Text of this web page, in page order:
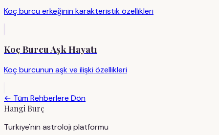
Koç burcu erkeğinin karakteristik özellikleri
Koç Burcu Aşk Hayatı
Koç burcunun aşk ve ilişki özellikleri
← Tüm Rehberlere Dön
Hangi Burç
Türkiye'nin astroloji platformu